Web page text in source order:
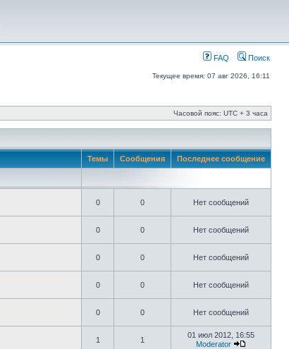
FAQ Поиск
Текущее время: 07 авг 2026, 16:11
Часовой пояс: UTC + 3 часа
Темы Сообщения Последнее сообщение
0 0 Нет сообщений
0 0 Нет сообщений
0 0 Нет сообщений
0 0 Нет сообщений
0 0 Нет сообщений
1 1
01 июл 2012, 16:55
Moderator